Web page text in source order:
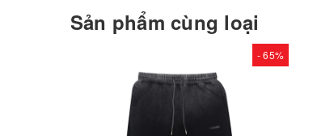
Sản phẩm cùng loại
- 65%